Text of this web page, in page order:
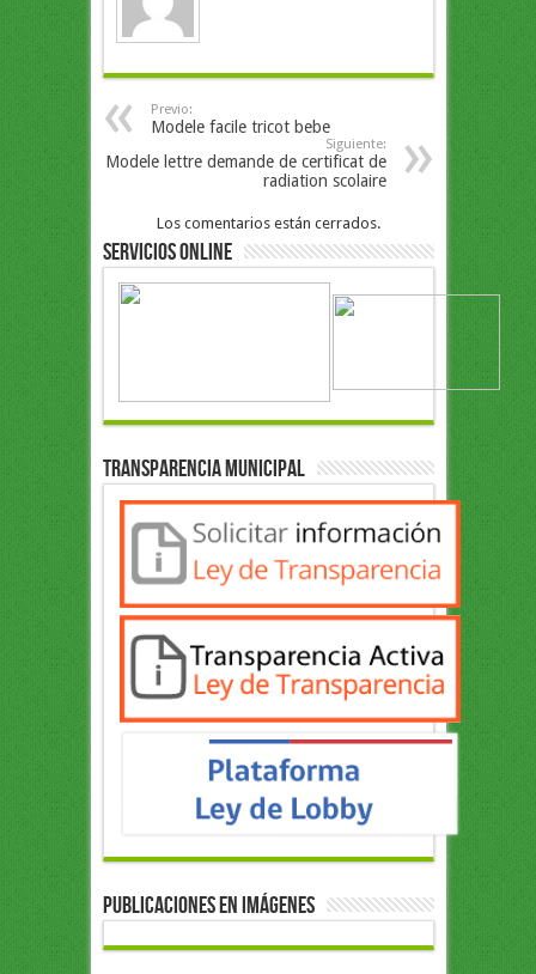
Previo:
Modele facile tricot bebe
Siguiente:
Modele lettre demande de certificat de
radiation scolaire
Los comentarios están cerrados.
Servicios Online
Transparencia Municipal
Publicaciones en Imágenes